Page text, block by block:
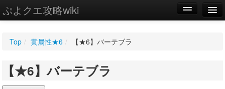
ぷよクエ攻略wiki
WIKI
Top / 黄属性★6 / 【★6】バーテブラ
【★6】バーテブラ